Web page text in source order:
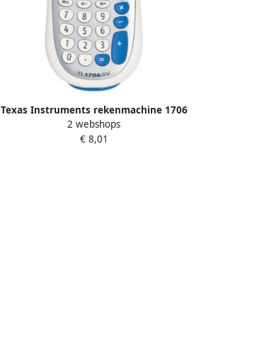
Texas Instruments rekenmachine 1706
SV 8 x 14 5 cm zilver wit
2 webshops
€ 8,01